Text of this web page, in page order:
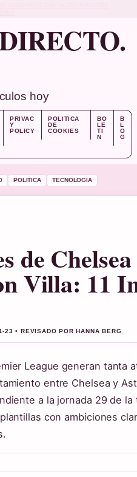
hoy
PRIVAC
Y
POLICY
POLITICA
DE
COOKIES
BO
LE
TI
N
B
L
O
G
POLITICA TECNOLOGIA
de Chelsea
Villa: 11
23 • REVISADO POR HANNA BERG
League generan tanta
entre Chelsea y
a la jornada 29 de la
con ambiciones